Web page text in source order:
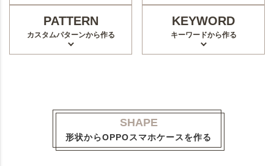
PATTERN
カスタムパターンから作る
KEYWORD
キーワードから作る
SHAPE
形状からOPPOスマホケースを作る